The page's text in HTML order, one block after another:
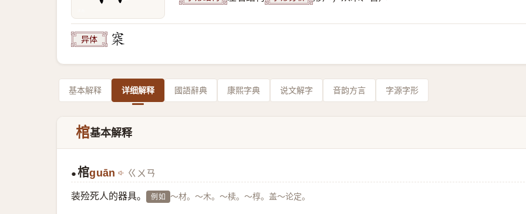
异体
基本解释 详细解释 國語辭典 康熙字典 说文解字 音韵方言 字源字形
棺基本解释
● 棺guān ㄍㄨㄢ
装殓死人的器具。 例如 ～材。～木。～椟。～椁。盖～论定。